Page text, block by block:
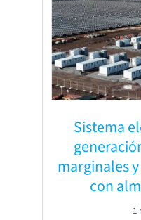
Sistema
marginales
con
1